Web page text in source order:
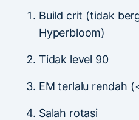
Build crit (tidak
Hyperbloom)
Tidak level 90
EM terlalu rendah
Salah rotasi